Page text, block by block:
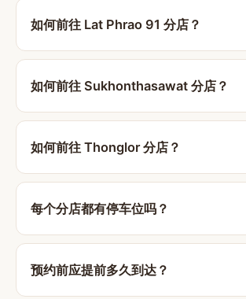
如何前往 Lat Phrao 91 分店？
如何前往 Sukhonthasawat 分店？
如何前往 Thonglor 分店？
每个分店都有停车位吗？
预约前应提前多久到达？